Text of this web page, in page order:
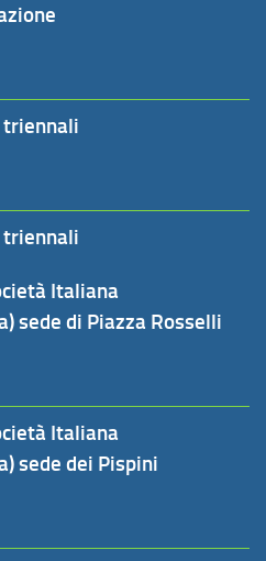
triennali
triennali
Italiana
sede di Piazza Rosselli
Italiana
sede dei Pispini